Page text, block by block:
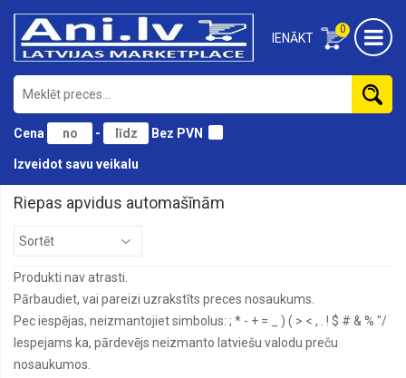
0
IENĀKT
Cena - Bez PVN
Izveidot savu veikalu
Riepas apvidus automašīnām
Produkti nav atrasti.
Pārbaudiet, vai pareizi uzrakstīts preces nosaukums.
Pec iespējas, neizmantojiet simbolus: ; * - + = _ ) ( > < , . ! $ # & % "/
Iespejams ka, pārdevējs neizmanto latviešu valodu preču
nosaukumos.